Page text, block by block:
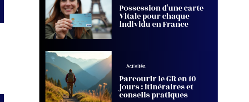
Possession d’une carte
Vitale pour chaque
individu en France
Activités
Parcourir le GR en 10
jours : itinéraires et
conseils pratiques